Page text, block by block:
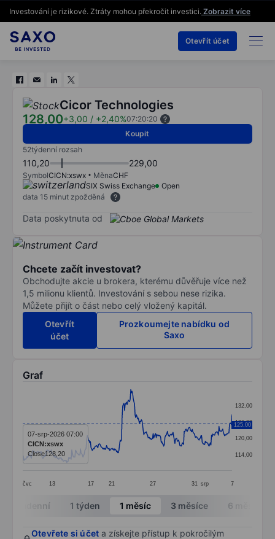
Investování je rizikové. Ztráty mohou překročit investici. Zobrazit více
Otevřít účet
Cicor Technologies
128,00+3,00 / +2,40%07:20:20
Koupit
52týdenní rozsah
110,20 229,00
SymbolCICN:xswx MěnaCHF
SIX Swiss Exchange
Open
data 15 minut zpožděná
Data poskytnuta od
Chcete začít investovat?
Obchodujte akcie u brokera, kterému důvěřuje více než
1,5 milionu klientů. Investování s sebou nese rizika.
Můžete přijít o část nebo celý vložený kapitál.
Otevřít
účet
Prozkoumejte nabídku od
Saxo
Graf
Line chart with 338 data points.
The chart has 1 X axis displaying categories.
The chart has 1 Y axis displaying values. Data ranges
čvc 13 17 21 27 31 srp 7
114,00
120,00
126,00
132,00
125,00
07-srp-2026 07:00
CICN:xswx
Close128,20
End of interactive chart.
Intradenní 1 týden 1 měsíc 3 měsíce 6 měsíců
Otevřete si účet a získejte přístup k pokročilým